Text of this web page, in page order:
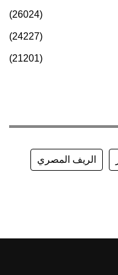
(26024)
(24227)
(21201)
الريف المصري